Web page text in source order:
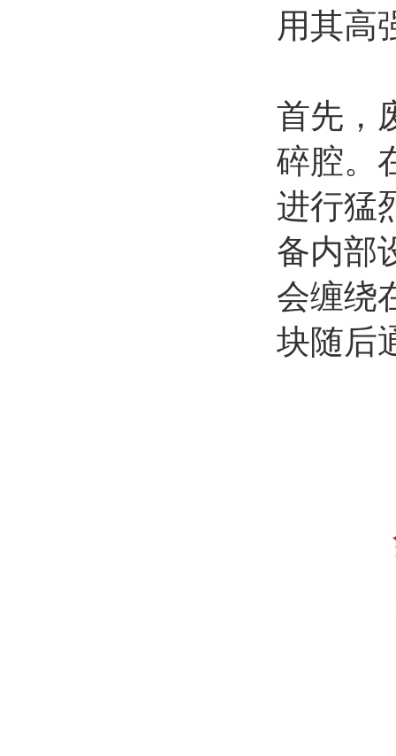
用其高
首先，
碎腔。
进行猛
备内部
会缠绕
块随后